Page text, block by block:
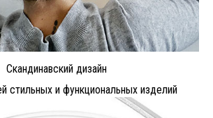
Скандинавский дизайн
стильных и функциональных изделий